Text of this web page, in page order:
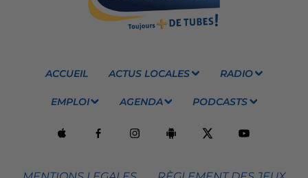
ACCUEIL ACTUS LOCALES RADIO
EMPLOI AGENDA PODCASTS